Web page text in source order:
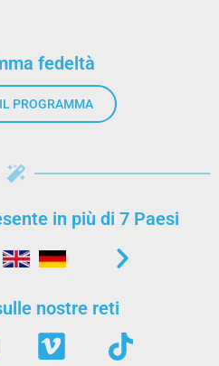
fedeltà
PROGRAMMA
in più di 7 Paesi
nostre reti